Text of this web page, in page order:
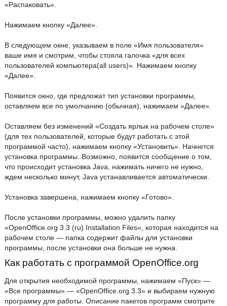
«Распаковать».
Нажимаем кнопку «Далее».
В следующем окне, указываем в поле «Имя пользователя»
ваше имя и смотрим, чтобы стояла галочка «для всех
пользователей компьютера(all users)». Нажимаем кнопку
«Далее».
Появится окно, где предложат тип установки программы,
оставляем все по умолчанию (обычная), нажимаем «Далее».
Оставляем без изменений «Создать ярлык на рабочем столе»
(для тех пользователей, которые будут работать с этой
программой часто), нажимаем кнопку «Установить». Начнется
установка программы. Возможно, появится сообщение о том,
что происходит установка Java, нажимать ничего не нужно,
ждем несколько минут, Java устанавливается автоматически.
Установка завершена, нажимаем кнопку «Готово».
После установки программы, можно удалить папку
«OpenOffice.org 3.3 (ru) Installation Files», которая находится на
рабочем столе — папка содержит файлы для установки
программы, после установки она больше не нужна.
Как работать с программой OpenOffice.org
Для открытия необходимой программы, нажимаем «Пуск» —
«Все программы» — «OpenOffice.org 3.3» и выбираем нужную
программу для работы. Описание пакетов программ смотрите